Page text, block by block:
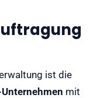
ist die
mit